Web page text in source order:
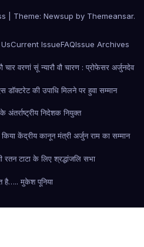
Theme: Newsup by Themeansar.
Current IssueFAQIssue Archives
वरणां सूं न्यारौ वौ चारण : प्रोफेसर अर्जुनदेव
डॉक्टरेट की उपाधि मिलने पर हुवा सम्मान
अंतर्राष्ट्रीय निदेशक नियुक्त
केंद्रीय कानून मंत्री अर्जुन राम का सम्मान
रतन टाटा के लिए श्रद्धांजलि सभा
है….. मुकेश पूनिया